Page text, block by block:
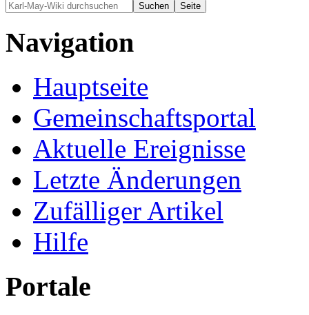
Navigation
Hauptseite
Gemeinschafts­portal
Aktuelle Ereignisse
Letzte Änderungen
Zufälliger Artikel
Hilfe
Portale